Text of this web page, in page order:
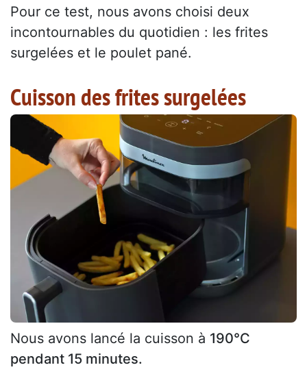
Pour ce test, nous avons choisi deux
incontournables du quotidien : les frites
surgelées et le poulet pané.
Cuisson des frites surgelées
Nous avons lancé la cuisson à 190°C
pendant 15 minutes.